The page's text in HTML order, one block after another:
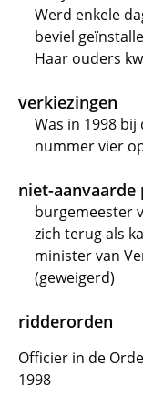
Werd enkele
beviel
Haar ouders
verkiezingen
Was in 1998 bij
nummer vier
niet-
burgemeester
zich terug als
minister van
(geweigerd)
ridderorden
Officier in de
1998